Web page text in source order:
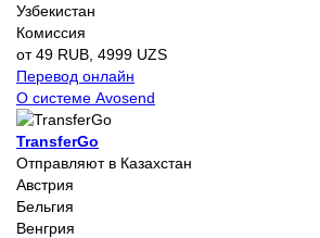
Узбекистан
Комиссия
от 49 RUB, 4999 UZS
Перевод онлайн
О системе Avosend
TransferGo
Отправляют в Казахстан
Австрия
Бельгия
Венгрия